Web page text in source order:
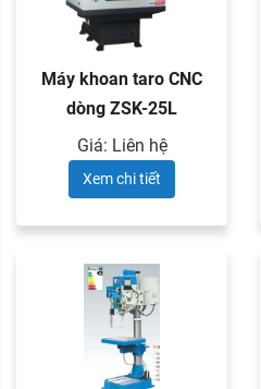
Máy khoan taro CNC
dòng ZSK-25L
Giá: Liên hệ
Xem chi tiết